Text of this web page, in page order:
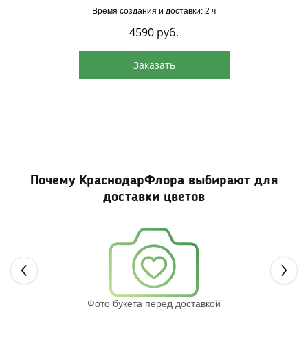
Время создания и доставки: 2 ч
4590 руб.
Заказать
Почему КраснодарФлора выбирают для
доставки цветов
Фото букета перед доставкой